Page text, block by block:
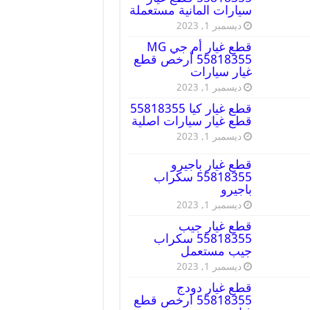
سيارات المانية مستعملة
ديسمبر 1, 2023
قطع غيار أم جي MG
55818355 أرخص قطع
غيار سيارات
ديسمبر 1, 2023
قطع غيار كيا 55818355
قطع غيار سيارات اصلية
ديسمبر 1, 2023
قطع غيار باجيرو
55818355 سكراب
باجيرو
ديسمبر 1, 2023
قطع غيار جيب
55818355 سكراب
جيب مستعمل
ديسمبر 1, 2023
قطع غيار دودج
55818355 ارخص قطع